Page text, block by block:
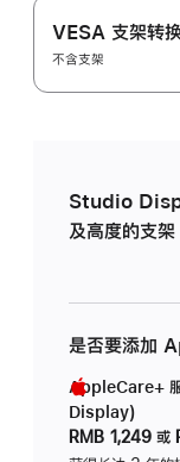
VESA 支架转
不含支架
Studio
及高度的支架
是否要添加
AppleCare+
Display)
RMB 1,249 或